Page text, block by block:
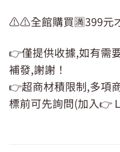
⚠️⚠️全館購買🈵399元
👉僅提供收據,如有需
補發,謝謝！
👉超商材積限制,多項
標前可先詢問(加入👉